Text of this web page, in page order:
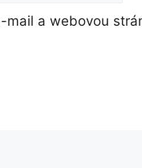
mail a webovou